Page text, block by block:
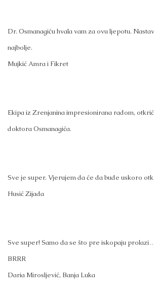
Dr. Osmanagiću hvala vam za ovu ljepotu.
najbolje.
Mujkić Amra i Fikret
Ekipa iz Zrenjanina impresionirana radom,
doktora Osmanagića.
Sve je super. Vjerujem da će da bude uskoro
Husić Zijada
Sve super! Samo da se što pre iskopaju
BRRR
Daria Mirosljević, Banja Luka